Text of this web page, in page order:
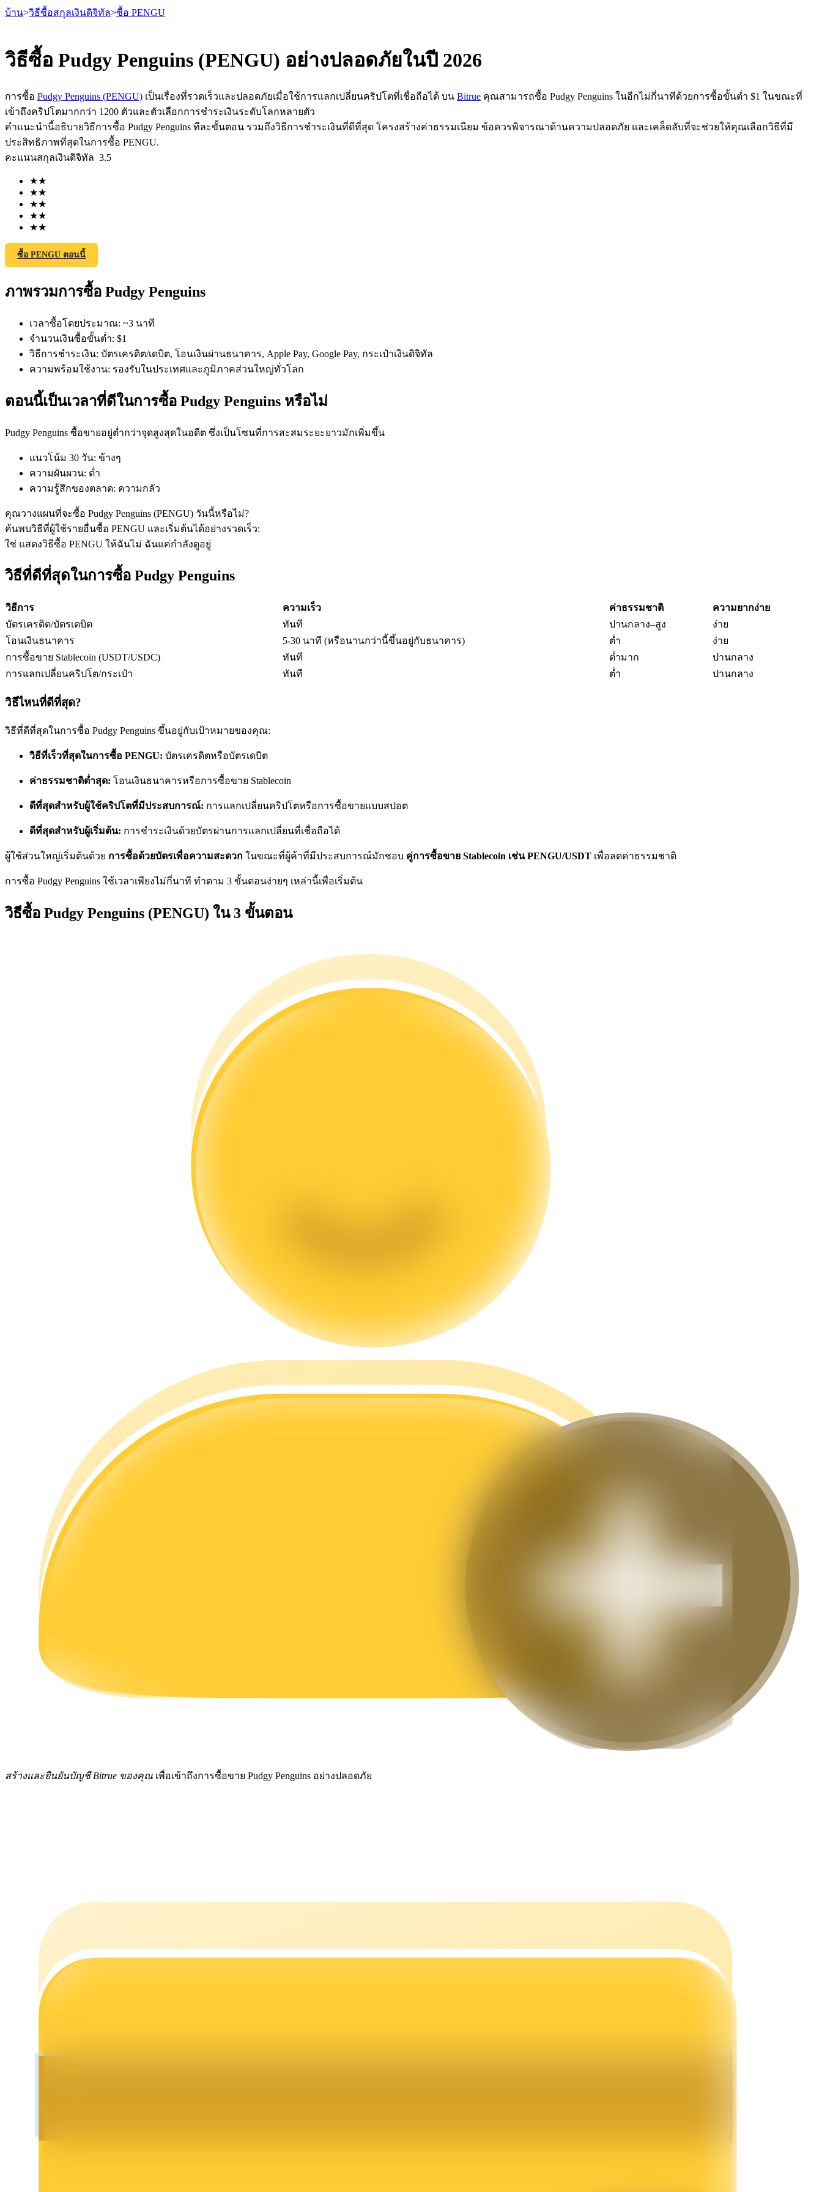
ฟิวเจอร์ส
ฟิวเจอร์ส USDT
ฟิวเจอร์สที่ใช้ USDT เป็นหลักประกัน
ฟิวเจอร์ส COIN-M
ฟิวเจอร์สสกุลเงินดิจิทัล
อนุพันธ์ของหุ้น ฟอเร็กซ์ โลหะมีค่า และสินค้าโภคภัณฑ์
ฟิวเจอร์สที่ใช้ USDC เป็นหลักประกัน
คัดลอกการซื้อขาย
เข้าร่วมกับเทรดเดอร์ชั้นนำ
เป็นเทรดเดอร์คัดลอก
การวิเคราะห์ข้อมูลขนาดใหญ่ รวมถึงข้อมูลการค้า ฯลฯ
พาวเวอร์พิกกี้
รับรางวัลการแข่งขันทุกวัน
การปักหลัก
Launchpool
การเซ้งแบบยืดหยุ่นเพื่อรับโทเคนยอดนิยม
บ้าน>วิธีซื้อสกุลเงินดิจิทัล>ซื้อ PENGU
วิธีซื้อ Pudgy Penguins (PENGU) อย่างปลอดภัยในปี 2026
การซื้อ Pudgy Penguins (PENGU) เป็นเรื่องที่รวดเร็วและปลอดภัยเมื่อใช้การแลกเปลี่ยนคริปโตที่เชื่อถือได้ บน Bitrue คุณสามารถซื้อ Pudgy Penguins ในอีกไม่กี่นาทีด้วยการซื้อขั้นต่ำ $1 ในขณะที่
เข้าถึงคริปโตมากกว่า 1200 ตัวและตัวเลือกการชำระเงินระดับโลกหลายตัว
คำแนะนำนี้อธิบายวิธีการซื้อ Pudgy Penguins ทีละขั้นตอน รวมถึงวิธีการชำระเงินที่ดีที่สุด โครงสร้างค่าธรรมเนียม ข้อควรพิจารณาด้านความปลอดภัย และเคล็ดลับที่จะช่วยให้คุณเลือกวิธีที่มี
ประสิทธิภาพที่สุดในการซื้อ PENGU.
คะแนนสกุลเงินดิจิทัล 3.5
★★
★★
★★
★★
★★
ซื้อ PENGU ตอนนี้
ภาพรวมการซื้อ Pudgy Penguins
เวลาซื้อโดยประมาณ: ~3 นาที
จำนวนเงินซื้อขั้นต่ำ: $1
วิธีการชำระเงิน: บัตรเครดิต/เดบิต, โอนเงินผ่านธนาคาร, Apple Pay, Google Pay, กระเป๋าเงินดิจิทัล
ความพร้อมใช้งาน: รองรับในประเทศและภูมิภาคส่วนใหญ่ทั่วโลก
ตอนนี้เป็นเวลาที่ดีในการซื้อ Pudgy Penguins หรือไม่
Pudgy Penguins ซื้อขายอยู่ต่ำกว่าจุดสูงสุดในอดีต ซึ่งเป็นโซนที่การสะสมระยะยาวมักเพิ่มขึ้น
แนวโน้ม 30 วัน: ข้างๆ
ความผันผวน: ต่ำ
ความรู้สึกของตลาด: ความกลัว
คุณวางแผนที่จะซื้อ Pudgy Penguins (PENGU) วันนี้หรือไม่?
ค้นพบวิธีที่ผู้ใช้รายอื่นซื้อ PENGU และเริ่มต้นได้อย่างรวดเร็ว:
ใช่ แสดงวิธีซื้อ PENGU ให้ฉันไม่ ฉันแค่กำลังดูอยู่
วิธีที่ดีที่สุดในการซื้อ Pudgy Penguins
วิธีการ ความเร็ว ค่าธรรมชาติ
ความยากง่าย
บัตรเครดิต/บัตรเดบิต
ทันที ปานกลาง–สูง
ง่าย
โอนเงินธนาคาร
5-30 นาที (หรือนานกว่านี้ขึ้นอยู่กับธนาคาร) ต่ำ
ง่าย
การซื้อขาย Stablecoin (USDT/USDC)
ทันที ต่ำมาก
ปานกลาง
การแลกเปลี่ยนคริปโต/กระเป๋า
ทันที ต่ำ ปานกลาง
วิธีไหนที่ดีที่สุด?
วิธีที่ดีที่สุดในการซื้อ Pudgy Penguins ขึ้นอยู่กับเป้าหมายของคุณ:
วิธีที่เร็วที่สุดในการซื้อ PENGU: บัตรเครดิตหรือบัตรเดบิต
ค่าธรรมชาติต่ำสุด: โอนเงินธนาคารหรือการซื้อขาย Stablecoin
ดีที่สุดสำหรับผู้ใช้คริปโตที่มีประสบการณ์: การแลกเปลี่ยนคริปโตหรือการซื้อขายแบบสปอต
ดีที่สุดสำหรับผู้เริ่มต้น: การชำระเงินด้วยบัตรผ่านการแลกเปลี่ยนที่เชื่อถือได้
ผู้ใช้ส่วนใหญ่เริ่มต้นด้วย การซื้อด้วยบัตรเพื่อความสะดวก ในขณะที่ผู้ค้าที่มีประสบการณ์มักชอบ คู่การซื้อขาย Stablecoin เช่น PENGU/USDT เพื่อลดค่าธรรมชาติ
การซื้อ Pudgy Penguins ใช้เวลาเพียงไม่กี่นาที ทำตาม 3 ขั้นตอนง่ายๆ เหล่านี้เพื่อเริ่มต้น
วิธีซื้อ Pudgy Penguins (PENGU) ใน 3 ขั้นตอน
สร้างและยืนยันบัญชี Bitrue ของคุณ เพื่อเข้าถึงการซื้อขาย Pudgy Penguins อย่างปลอดภัย